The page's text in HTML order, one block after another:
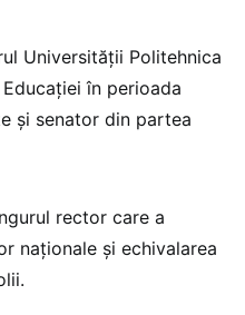
Universităţii Politehnica
în perioada
şi senator din partea
rector care a
naţionale şi echivalarea